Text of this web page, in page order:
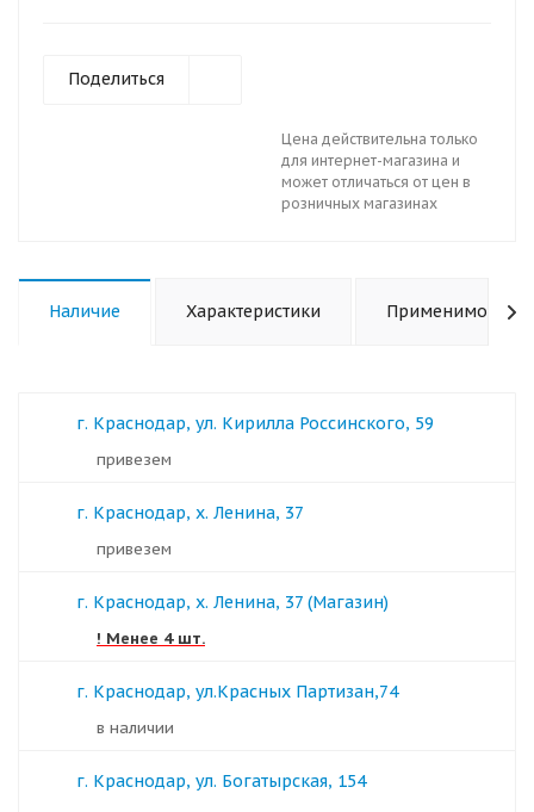
Поделиться
Цена действительна только
для интернет-магазина и
может отличаться от цен в
розничных магазинах
Наличие Характеристики Применимость
г. Краснодар, ул. Кирилла Россинского, 59
Привезем
г. Краснодар, х. Ленина, 37
Привезем
г. Краснодар, х. Ленина, 37 (Магазин)
! Менее 4 шт.
г. Краснодар, ул.Красных Партизан,74
в наличии
г. Краснодар, ул. Богатырская, 154